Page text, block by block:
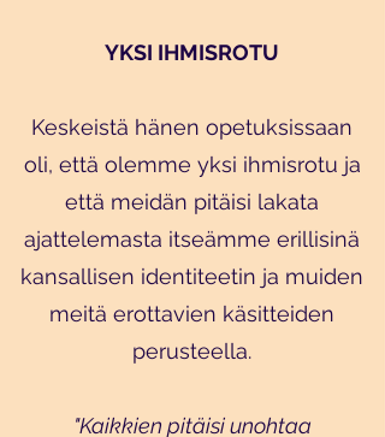
YKSI IHMISROTU
Keskeistä hänen opetuksissaan
oli, että olemme yksi ihmisrotu ja
että meidän pitäisi lakata
ajattelemasta itseämme erillisinä
kansallisen identiteetin ja muiden
meitä erottavien käsitteiden
perusteella.
"Kaikkien pitäisi unohtaa